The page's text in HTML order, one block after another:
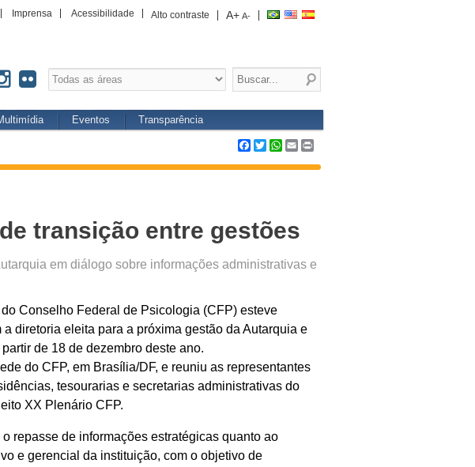
A+ A-
Alto contraste
Imprensa Acessibilidade
Eventos Transparência
Facebook
TwitterWhatsApp
Email
transição entre gestões
em diálogo sobre informações administrativas e
Conselho Federal de Psicologia (CFP) esteve
diretoria eleita para a próxima gestão da Autarquia e
de 18 de dezembro deste ano.
do CFP, em Brasília/DF, e reuniu as representantes
tesourarias e secretarias administrativas do
XX Plenário CFP.
repasse de informações estratégicas quanto ao
e gerencial da instituição, com o objetivo de